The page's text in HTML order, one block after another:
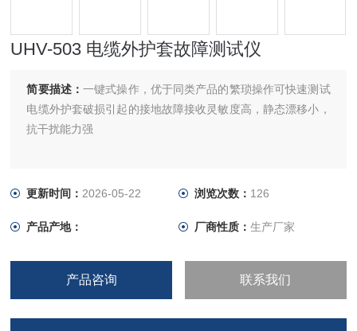
UHV-503 电缆外护套故障测试仪
简要描述：一键式操作，优于同类产品的繁琐操作可快速测试
电缆外护套破损引起的接地故障接收灵敏度高，静态漂移小，
抗干扰能力强
更新时间： 2026-05-22 浏览次数： 126
产品产地： 厂商性质： 生产厂家
产品咨询 联系我们